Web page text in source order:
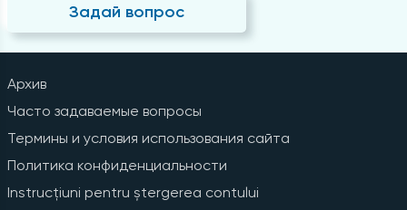
Задай вопрос
Архив
Часто задаваемые вопросы
Термины и условия использования сайта
Политика конфиденциальности
Instrucțiuni pentru ștergerea contului